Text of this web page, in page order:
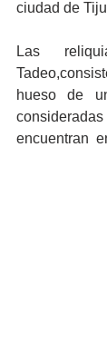
ciudad de
Las
hueso de
encuentran